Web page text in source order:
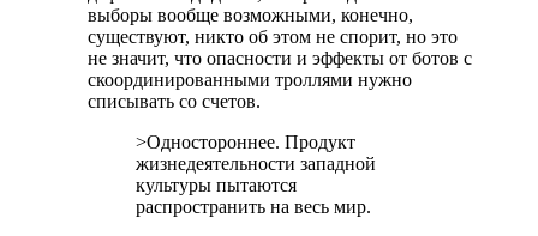
выборы вообще возможными, конечно,
существуют, никто об этом не спорит, но это
не значит, что опасности и эффекты от ботов с
скоординированными троллями нужно
списывать со счетов.
>Одностороннее. Продукт
жизнедеятельности западной
культуры пытаются
распространить на весь мир.